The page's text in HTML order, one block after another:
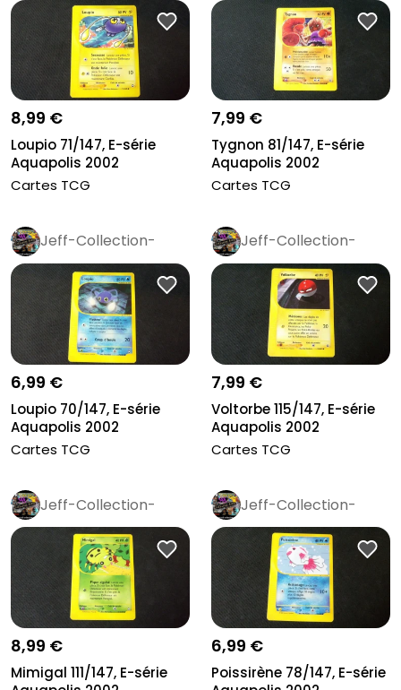
8,99 €
Loupio 71/147, E-série
Aquapolis 2002
Cartes TCG
7,99 €
Tygnon 81/147, E-série
Aquapolis 2002
Cartes TCG
Jeff-Collection-
Rétro Pro
6,99 €
Loupio 70/147, E-série
Aquapolis 2002
Cartes TCG
Jeff-Collection-
Rétro Pro
7,99 €
Voltorbe 115/147, E-série
Aquapolis 2002
Cartes TCG
Jeff-Collection-
Rétro Pro
8,99 €
Mimigal 111/147, E-série
Jeff-Collection-
Rétro Pro
6,99 €
Poissirène 78/147, E-série